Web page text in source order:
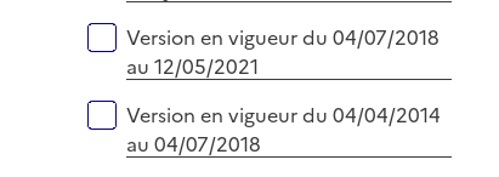
r
Version en vigueur du 04/07/2018
au 12/05/2021
Version en vigueur du 04/04/2014
au 04/07/2018